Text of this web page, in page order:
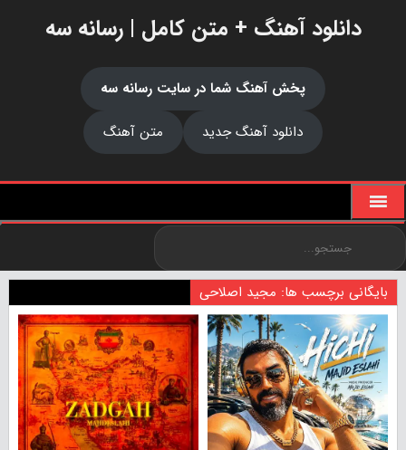
دانلود آهنگ + متن کامل | رسانه سه
پخش آهنگ شما در سایت رسانه سه
دانلود آهنگ جدید
متن آهنگ
بایگانی برچسب ها: مجید اصلاحی